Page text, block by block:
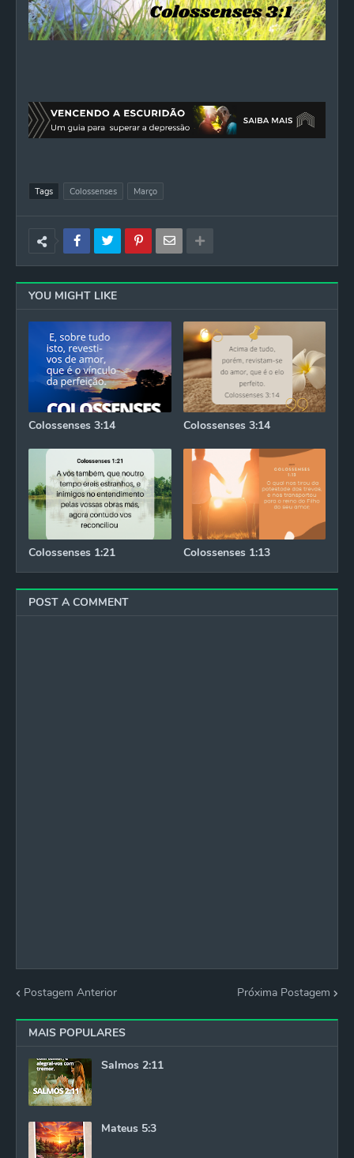
Tags Colossenses Março
YOU MIGHT LIKE
Colossenses 3:14 Colossenses 3:14
Colossenses 1:21 Colossenses 1:13
POST A COMMENT
Postagem Anterior Próxima Postagem
MAIS POPULARES
Salmos 2:11
Mateus 5:3